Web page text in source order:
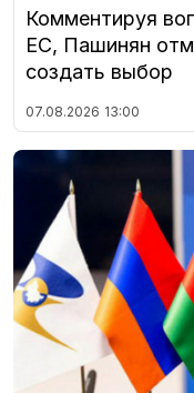
Комментируя
ЕС, Пашинян
создать выбор
07.08.2026 13:00